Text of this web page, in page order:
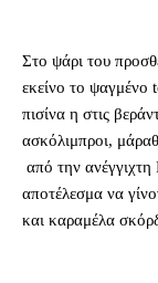
Στο ψάρι του
εκείνο το ψαγμένο
πισίνα η στις
ασκόλιμπροι,
από την ανέγγιχτη
αποτέλεσμα να
και καραμέλα